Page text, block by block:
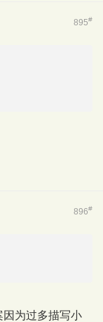
895#
896#
为过多描写小